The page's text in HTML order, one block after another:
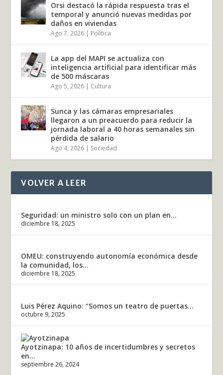
Orsi destacó la rápida respuesta tras el
temporal y anunció nuevas medidas por
daños en viviendas
Ago 7, 2026 | Política
La app del MAPI se actualiza con
inteligencia artificial para identificar más
de 500 máscaras
Ago 5, 2026 | Cultura
Sunca y las cámaras empresariales
llegaron a un preacuerdo para reducir la
jornada laboral a 40 horas semanales sin
pérdida de salario
Ago 4, 2026 | Sociedad
VOLVER A LEER
Seguridad: un ministro solo con un plan en...
diciembre 18, 2025
OMEU: construyendo autonomía económica desde
la comunidad, los...
diciembre 18, 2025
Luis Pérez Aquino: “Somos un teatro de puertas...
octubre 9, 2025
Ayotzinapa: 10 años de incertidumbres y secretos
en...
septiembre 26, 2024